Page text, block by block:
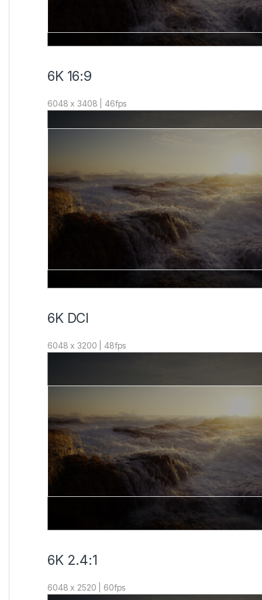
6K 16:9
6048 x 3408 | 46fps
6K DCI
6048 x 3200 | 48fps
6K 2.4:1
6048 x 2520 | 60fps